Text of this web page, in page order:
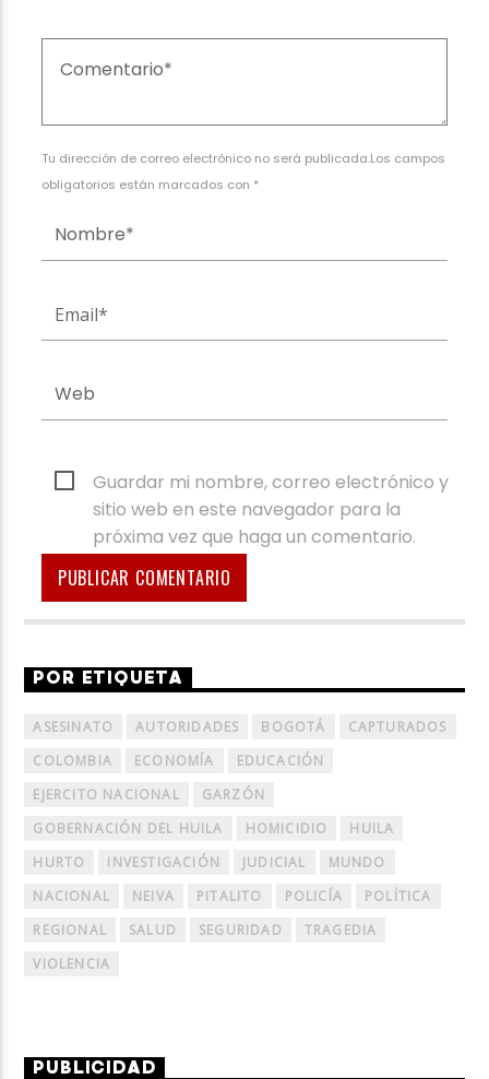
Tu dirección de correo electrónico no será publicada.Los campos
obligatorios están marcados con *
Guardar mi nombre, correo electrónico y
sitio web en este navegador para la
próxima vez que haga un comentario.
POR ETIQUETA
ASESINATO AUTORIDADES BOGOTÁ
CAPTURADOS
COLOMBIA
ECONOMÍA
EDUCACIÓN
EJERCITO NACIONAL
GARZÓN
GOBERNACIÓN DEL HUILA
HOMICIDIO
HUILA
HURTO
INVESTIGACIÓN JUDICIAL
MUNDO
NACIONAL
NEIVA PITALITO POLICÍA
POLÍTICA
REGIONAL
SALUD SEGURIDAD
TRAGEDIA
VIOLENCIA
PUBLICIDAD